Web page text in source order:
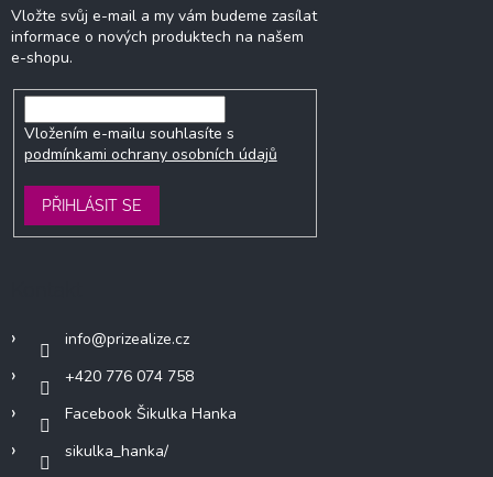
Vložte svůj e-mail a my vám budeme zasílat
informace o nových produktech na našem
e-shopu.
Vložením e-mailu souhlasíte s
podmínkami ochrany osobních údajů
PŘIHLÁSIT SE
info@prizealize.cz
+420 776 074 758
Facebook Šikulka Hanka
sikulka_hanka/